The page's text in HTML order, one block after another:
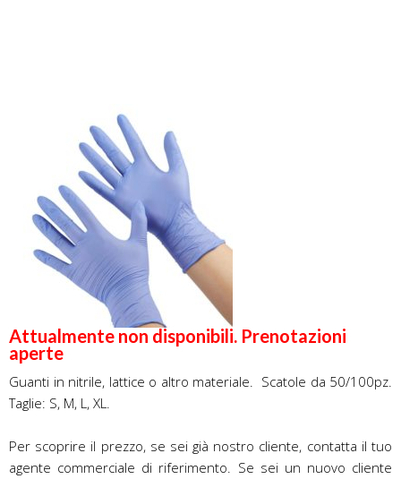
Attualmente non disponibili. Prenotazioni
aperte
Guanti in nitrile, lattice o altro materiale. Scatole da 50/100pz.
Taglie: S, M, L, XL.
Per scoprire il prezzo, se sei già nostro cliente, contatta il tuo
agente commerciale di riferimento. Se sei un nuovo cliente